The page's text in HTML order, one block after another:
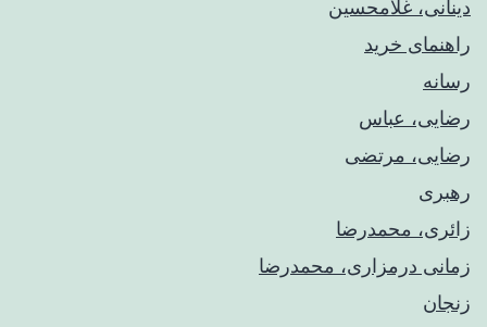
دینانی، غلامحسین
راهنمای خريد
رسانه
رضایی، عباس
رضایی، مرتضی
رهبری
زائری، محمدرضا
زمانی درمزاری، محمدرضا
زنجان